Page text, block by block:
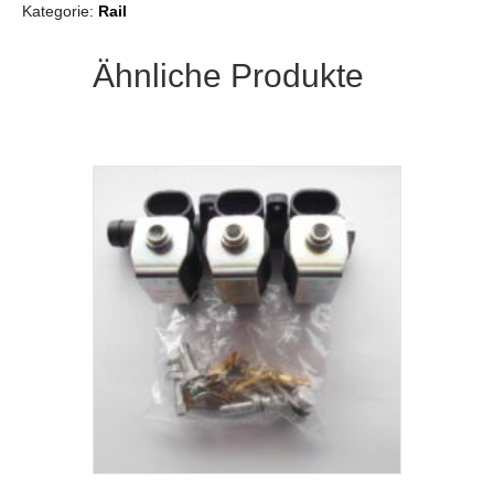
Kategorie: Rail
Ähnliche Produkte